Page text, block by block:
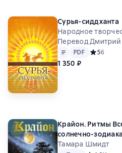
Сурья-сиддханта
Народное
Перевод Дмитрий
Текст PDF
PDF Средний
56
1 350 ₽
Крайон. Ритмы
солнечно-
года, послания
Тамара Шмидт